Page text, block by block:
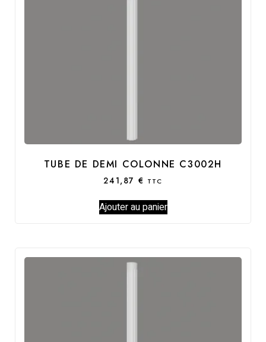
TUBE DE DEMI COLONNE C3002H
241,87 € TTC
Ajouter au panier